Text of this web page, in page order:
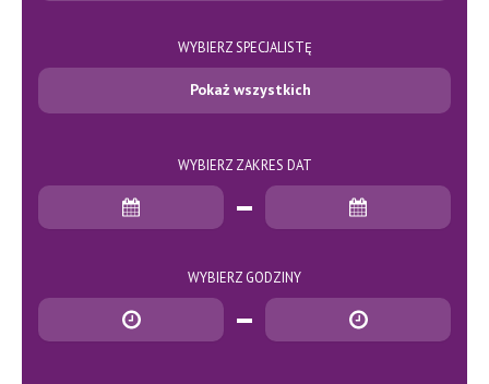
WYBIERZ SPECJALISTĘ
Pokaż wszystkich
WYBIERZ ZAKRES DAT
Data rozpoczęcia
Data zakończenia
WYBIERZ GODZINY
Godzina rozpoczęcia
Godzina zakończenia